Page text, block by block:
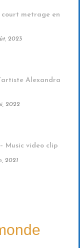
court metrage en
2023
Alexandra
2022
Music video clip
2021